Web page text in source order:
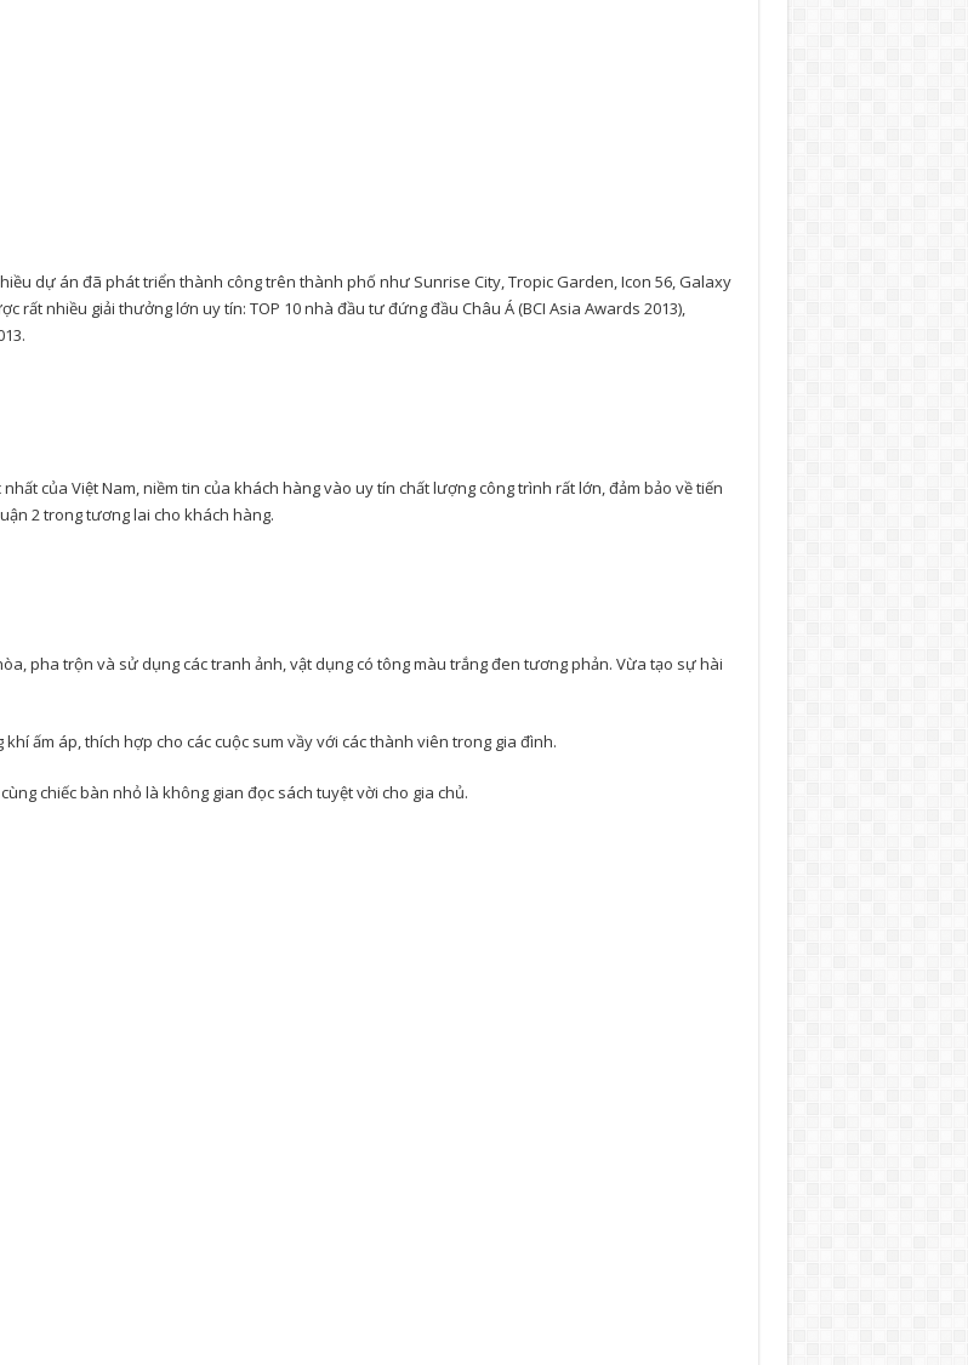
dự án đã phát triển thành công trên thành phố như Sunrise City, Tropic Garden, Icon 56, Galaxy
rất nhiều giải thưởng lớn uy tín: TOP 10 nhà đầu tư đứng đầu Châu Á (BCI Asia Awards 2013),
của Việt Nam, niềm tin của khách hàng vào uy tín chất lượng công trình rất lớn, đảm bảo về tiến
2 trong tương lai cho khách hàng.
pha trộn và sử dụng các tranh ảnh, vật dụng có tông màu trắng đen tương phản. Vừa tạo sự hài
ấm áp, thích hợp cho các cuộc sum vầy với các thành viên trong gia đình.
chiếc bàn nhỏ là không gian đọc sách tuyệt vời cho gia chủ.